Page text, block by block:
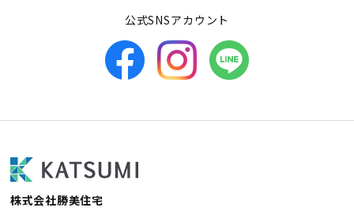
公式SNSアカウント
株式会社勝美住宅